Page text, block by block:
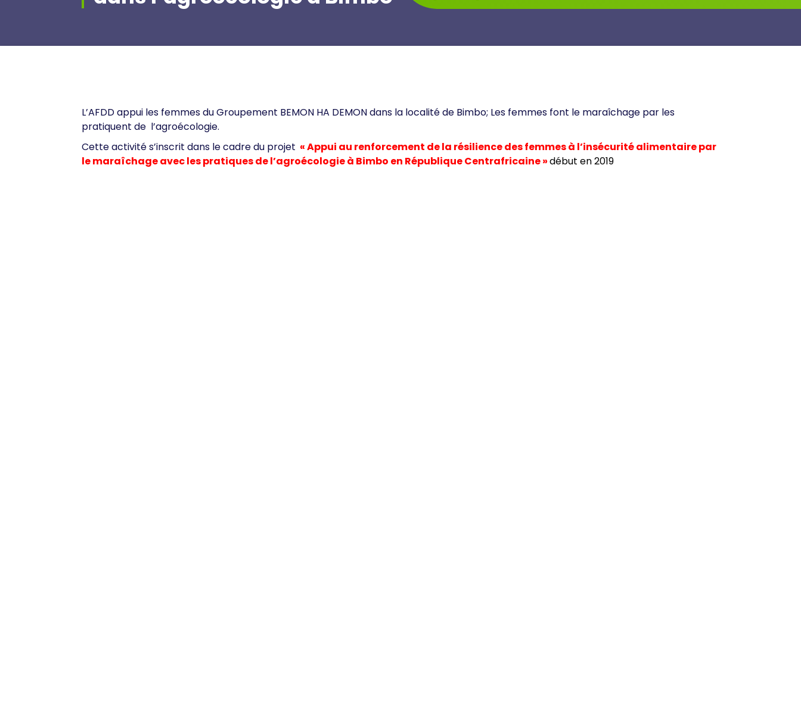
L’AFDD appui les femmes du Groupement BEMON HA DEMON dans la localité de Bimbo; Les femmes font le maraîchage par les
pratiquent de l’agroécologie.
Cette activité s’inscrit dans le cadre du projet « Appui au renforcement de la résilience des femmes à l’insécurité alimentaire par
le maraîchage avec les pratiques de l’agroécologie à Bimbo en République Centrafricaine »début en 2019